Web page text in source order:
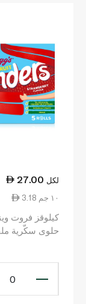
27.00 لكل
3.18 ١٠ جم
كيلوقز فروت
حلوى سكّرية
0